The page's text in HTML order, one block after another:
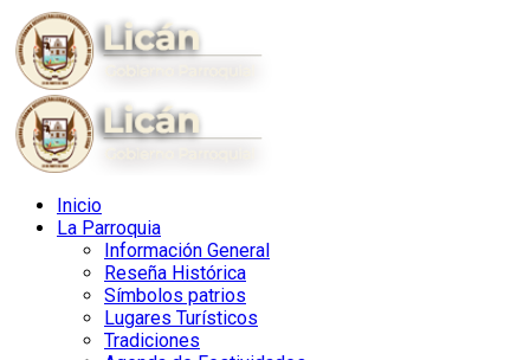
Inicio
La Parroquia
Información General
Reseña Histórica
Símbolos patrios
Lugares Turísticos
Tradiciones